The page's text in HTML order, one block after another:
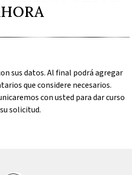
sus datos. Al final podrá agregar
que considere necesarios.
con usted para dar curso
solicitud.